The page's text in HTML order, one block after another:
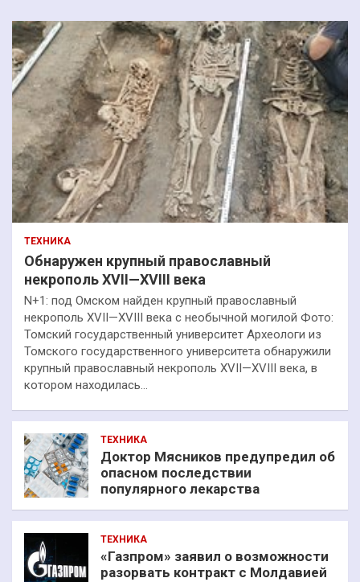
ТЕХНИКА
Обнаружен крупный православный
некрополь XVII—XVIII века
N+1: под Омском найден крупный православный
некрополь XVII—XVIII века с необычной могилой Фото:
Томский государственный университет Археологи из
Томского государственного университета обнаружили
крупный православный некрополь XVII—XVIII века, в
котором находилась…
ТЕХНИКА
Доктор Мясников предупредил об
опасном последствии
популярного лекарства
ТЕХНИКА
«Газпром» заявил о возможности
разорвать контракт с Молдавией